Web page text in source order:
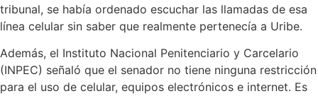
tribunal, se había ordenado escuchar las llamadas de esa
línea celular sin saber que realmente pertenecía a Uribe.
Además, el Instituto Nacional Penitenciario y Carcelario
(INPEC) señaló que el senador no tiene ninguna restricción
para el uso de celular, equipos electrónicos e internet. Es